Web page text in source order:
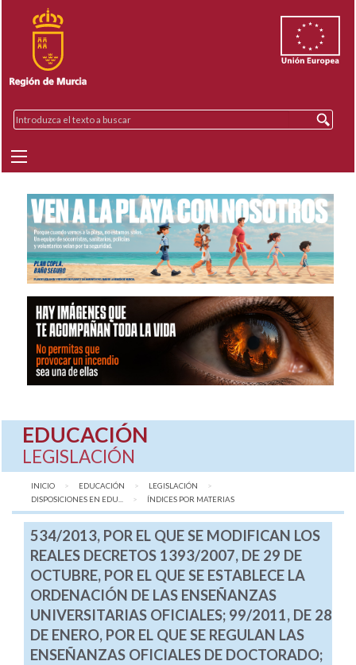
EDUCACIÓN
LEGISLACIÓN
INICIO EDUCACIÓN
LEGISLACIÓN
DISPOSICIONES EN EDU...
AQUÍ:
ÍNDICES POR MATERIAS
534/2013, POR EL QUE SE MODIFICAN LOS
REALES DECRETOS 1393/2007, DE 29 DE
OCTUBRE, POR EL QUE SE ESTABLECE LA
ORDENACIÓN DE LAS ENSEÑANZAS
UNIVERSITARIAS OFICIALES; 99/2011, DE 28
DE ENERO, POR EL QUE SE REGULAN LAS
ENSEÑANZAS OFICIALES DE DOCTORADO;